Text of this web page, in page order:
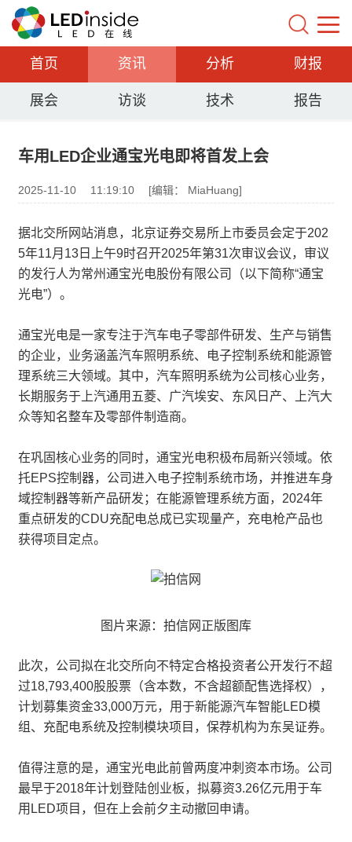
首页 资讯 分析 财报
展会 访谈 技术 报告
车用LED企业通宝光电即将首发上会
2025-11-10 11:19:10 [编辑： MiaHuang]
据北交所网站消息，北京证券交易所上市委员会定于202
5年11月13日上午9时召开2025年第31次审议会议，审议
的发行人为常州通宝光电股份有限公司（以下简称“通宝
光电”）。
通宝光电是一家专注于汽车电子零部件研发、生产与销售
的企业，业务涵盖汽车照明系统、电子控制系统和能源管
理系统三大领域。其中，汽车照明系统为公司核心业务，
长期服务于上汽通用五菱、广汽埃安、东风日产、上汽大
众等知名整车及零部件制造商。
在巩固核心业务的同时，通宝光电积极布局新兴领域。依
托EPS控制器，公司进入电子控制系统市场，并推进车身
域控制器等新产品研发；在能源管理系统方面，2024年
重点研发的CDU充配电总成已实现量产，充电枪产品也
获得项目定点。
图片来源：拍信网正版图库
此次，公司拟在北交所向不特定合格投资者公开发行不超
过18,793,400股股票（含本数，不含超额配售选择权），
计划募集资金33,000万元，用于新能源汽车智能LED模
组、充配电系统及控制模块项目，保荐机构为东吴证券。
值得注意的是，通宝光电此前曾两度冲刺资本市场。公司
最早于2018年计划登陆创业板，拟募资3.26亿元用于车
用LED项目，但在上会前夕主动撤回申请。